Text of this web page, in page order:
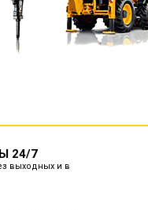
24/7
выходных и в